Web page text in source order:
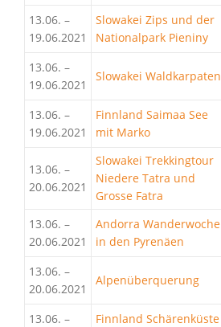
13.06. –
19.06.2021
Slowakei Zips und der
Nationalpark Pieniny
13.06. –
19.06.2021
Slowakei Waldkarpaten
13.06. –
19.06.2021
Finnland Saimaa See
mit Marko
13.06. –
20.06.2021
Slowakei Trekkingtour
Niedere Tatra und
Grosse Fatra
13.06. –
20.06.2021
Andorra Wanderwoche
in den Pyrenäen
13.06. –
20.06.2021
Alpenüberquerung
13.06. –
Finnland Schärenküste